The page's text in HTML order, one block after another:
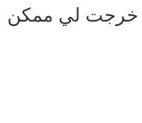
خرجت لي